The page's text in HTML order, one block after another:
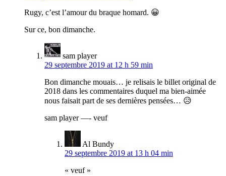
Rugy, c’est l’amour du braque homard. 😀
Sur ce, bon dimanche.
sam player
29 septembre 2019 at 12 h 59 min
Bon dimanche mouais… je relisais le billet original de
2018 dans les commentaires duquel ma bien-aimée
nous faisait part de ses dernières pensées… 😥
sam player —- veuf
Al Bundy
29 septembre 2019 at 13 h 04 min
« veuf »